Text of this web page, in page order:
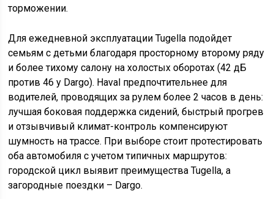
торможении.
Для ежедневной эксплуатации Tugella подойдет
семьям с детьми благодаря просторному второму ряду
и более тихому салону на холостых оборотах (42 дБ
против 46 у Dargo). Haval предпочтительнее для
водителей, проводящих за рулем более 2 часов в день:
лучшая боковая поддержка сидений, быстрый прогрев
и отзывчивый климат-контроль компенсируют
шумность на трассе. При выборе стоит протестировать
оба автомобиля с учетом типичных маршрутов:
городской цикл выявит преимущества Tugella, а
загородные поездки – Dargo.